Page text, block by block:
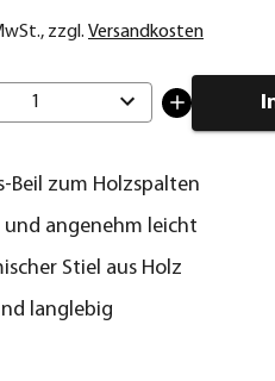
, zzgl. Versandkosten
1
Beil zum Holzspalten
und angenehm leicht
Stiel aus Holz
langlebig